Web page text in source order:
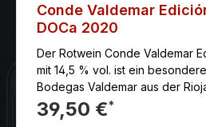
Conde Valdemar
DOCa 2020
Der Rotwein Conde Valdemar
mit 14,5 % vol. ist ein
Bodegas Valdemar aus der
39,50 €*